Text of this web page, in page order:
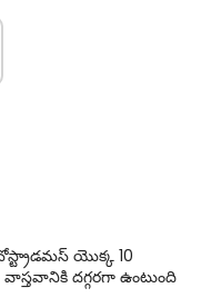
యొక్క 10
దగ్గరగా ఉంటుంది